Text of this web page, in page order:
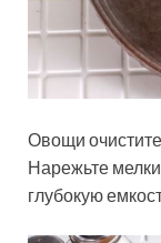
Овощи
Нарежьте
глубокую